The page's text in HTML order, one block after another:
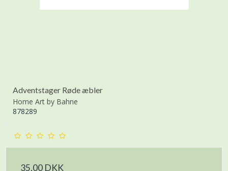
Adventstager Røde æbler
Home Art by Bahne
878289
35,00 DKK